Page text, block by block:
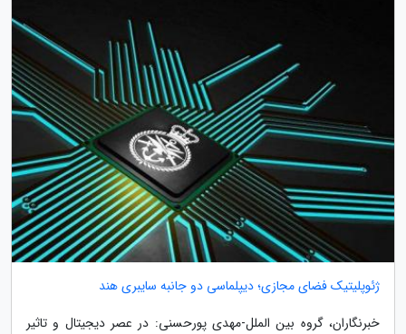
ژئوپلیتیک فضای مجازی؛ دیپلماسی دو جانبه سایبری هند
خبرنگاران، گروه بین الملل-مهدی پورحسنی: در عصر دیجیتال و تاثیر